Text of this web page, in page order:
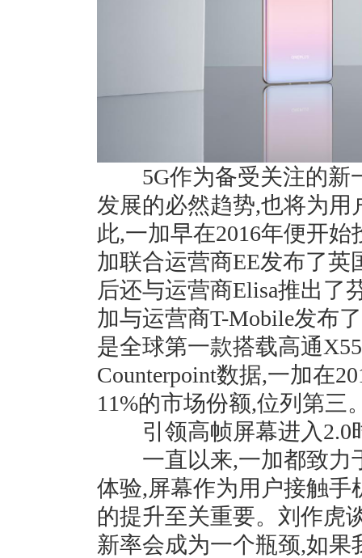
5G作为备受关注的新
发展的必然趋势,也将为
此,一加早在2016年便开始
加联合运营商EE发布了英
后还与运营商Elisa推出了
加与运营商T-Mobile发布
是全球第一款搭载高通
Counterpoint数据,一加在
11%的市场份额,位列第三
引领高帧屏幕进入2.0
一直以来,一加都致力
体验,屏幕作为用户接触
的提升至关重要。刘作虎
新率会成为⼀个瓶颈,如